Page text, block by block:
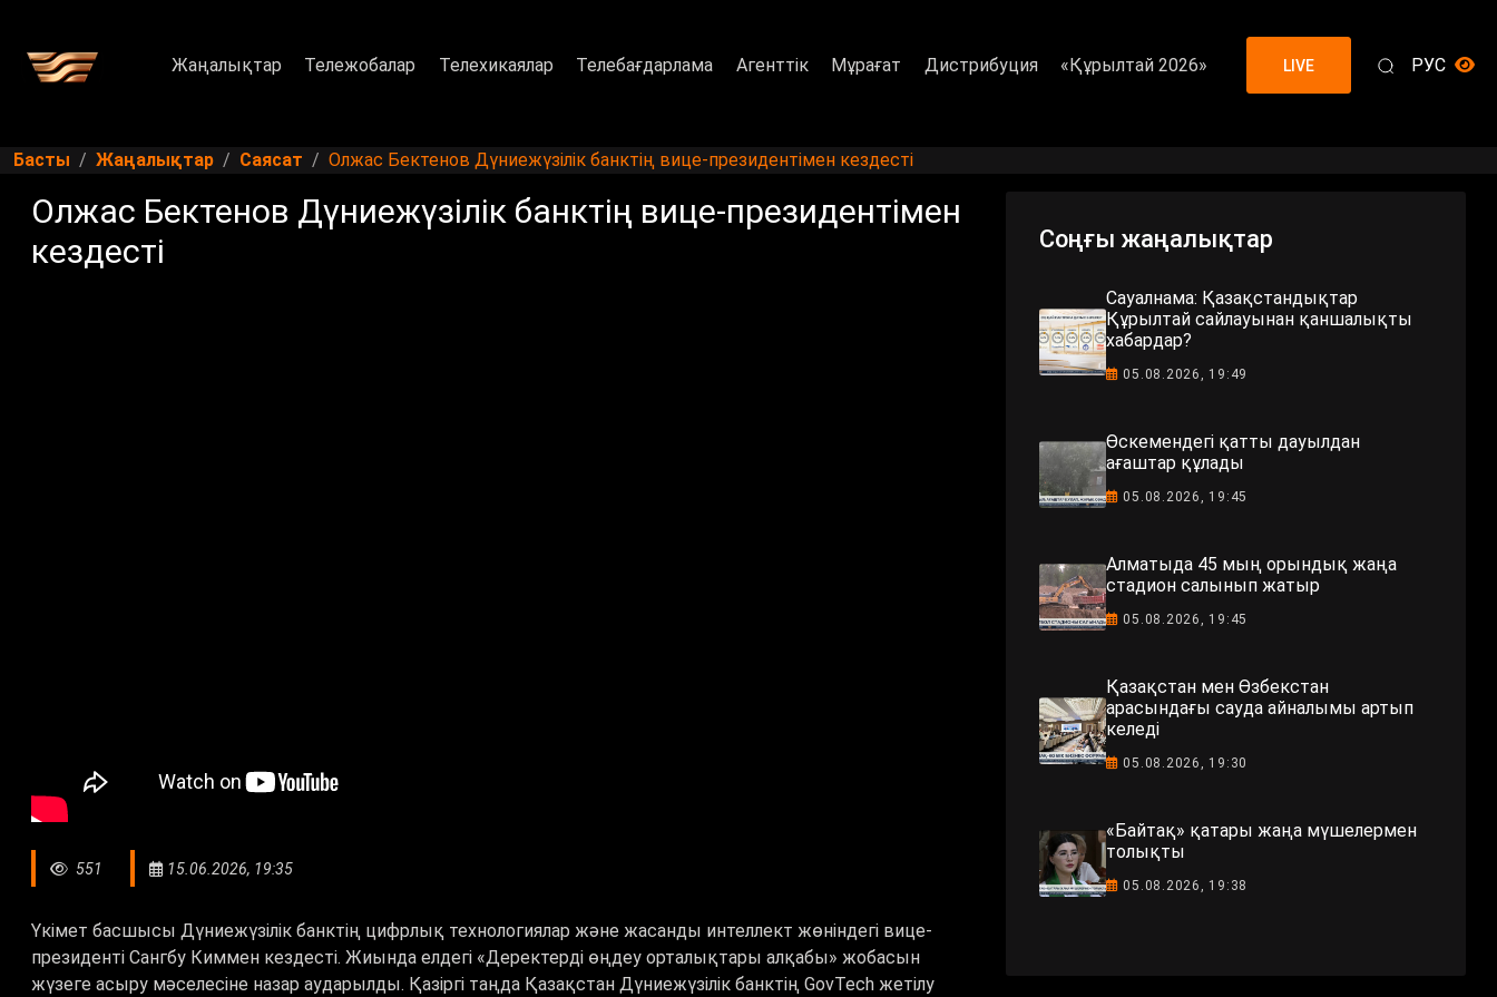
Жаңалықтар Тележобалар Телехикаялар Телебағдарлама Агенттік Мұрағат Дистрибуция «Құрылтай 2026» LIVE РУС
Басты Жаңалықтар Саясат Олжас Бектенов Дүниежүзілік банктің вице-президентімен кездесті
Олжас Бектенов Дүниежүзілік банктің вице-президентімен
кездесті
551 15.06.2026, 19:35
Үкімет басшысы Дүниежүзілік банктің цифрлық технологиялар және жасанды интеллект жөніндегі вице-
президенті Сангбу Киммен кездесті. Жиында елдегі «Деректерді өңдеу орталықтары алқабы» жобасын
жүзеге асыру мәселесіне назар аударылды. Қазіргі таңда Қазақстан Дүниежүзілік банктің GovTech жетілу
Соңғы жаңалықтар
Сауалнама: Қазақстандықтар
Құрылтай сайлауынан қаншалықты
хабардар?
05.08.2026, 19:49
Өскемендегі қатты дауылдан
ағаштар құлады
05.08.2026, 19:45
Алматыда 45 мың орындық жаңа
стадион салынып жатыр
05.08.2026, 19:45
Қазақстан мен Өзбекстан
арасындағы сауда айналымы артып
келеді
05.08.2026, 19:30
«Байтақ» қатары жаңа мүшелермен
толықты
05.08.2026, 19:38